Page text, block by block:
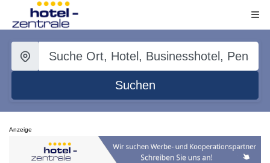
Suchen
Anzeige